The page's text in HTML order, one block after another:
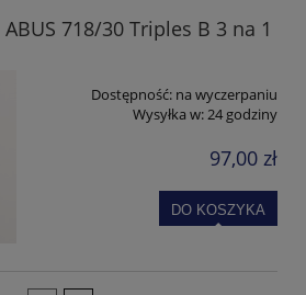
718/30 Triples B 3 na 1
Dostępność: na wyczerpaniu
Wysyłka w:24 godziny
97,00 zł
DO KOSZYKA